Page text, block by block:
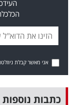
שיתופי
פעולהאני מאשר קבלת
כתבות נוספות